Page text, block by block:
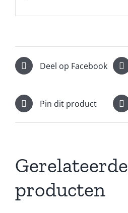
Deel op Facebook
Pin dit product
Gerelateerde
producten